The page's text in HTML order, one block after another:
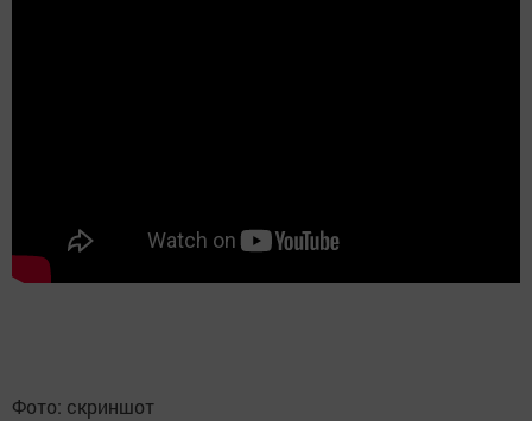
Фото: скриншот